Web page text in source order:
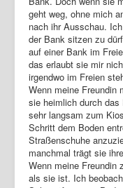
geht weg, ohne mich
nach ihr Ausschau.
der Bank sitzen zu
auf einer Bank im
das erlaubt sie mir
irgendwo im Freien
Wenn meine Freundin
sie heimlich durch
sehr langsam zum
Schritt dem Boden
Straßenschuhe
manchmal trägt sie
Wenn meine
als sie ist. Ich